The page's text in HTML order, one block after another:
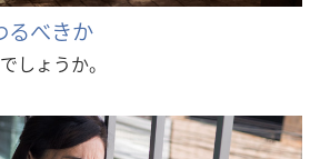
るべきか
しょうか。